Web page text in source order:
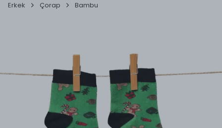
Erkek Çorap Bambu